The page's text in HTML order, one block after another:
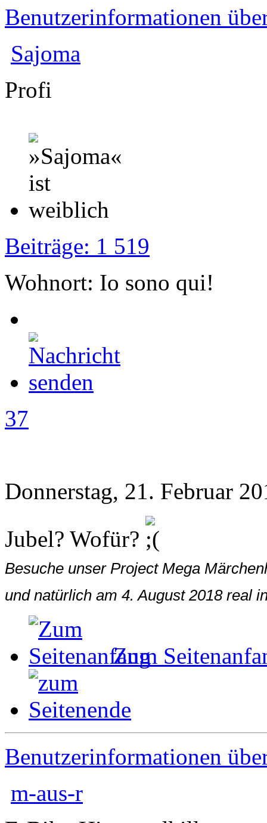
Benutzerinformationen
Sajoma
Profi
Beiträge: 1 519
Wohnort: Io sono qui!
37
Donnerstag, 21. Februar
Jubel? Wofür?
Besuche unser Project Mega
und natürlich am 4. August 2018 real
Zum
Benutzerinformationen
m-aus-r